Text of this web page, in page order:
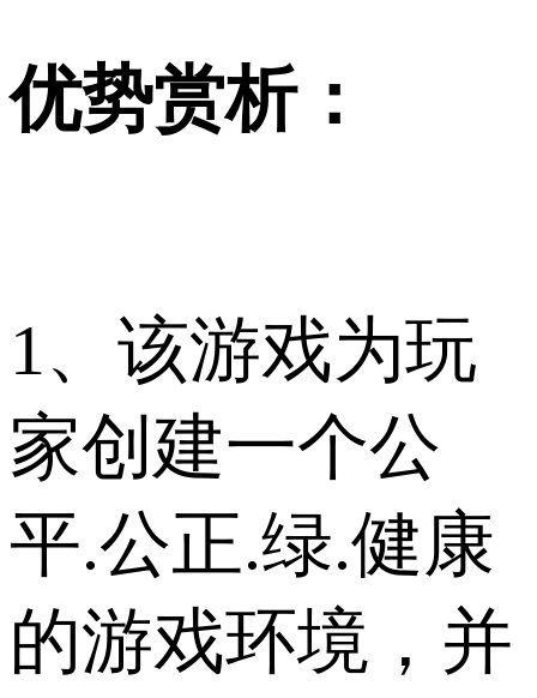
优势赏析：
1、该游戏为玩
家创建一个公
平.公正.绿.健康
的游戏环境，并